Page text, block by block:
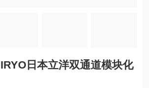
日本立洋双通道模块化